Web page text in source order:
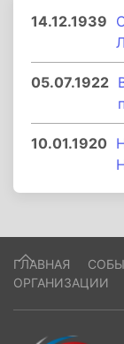
14.12.1939
05.07.1922
10.01.1920
ГЛАВНАЯ
ОРГАНИЗАЦИИ